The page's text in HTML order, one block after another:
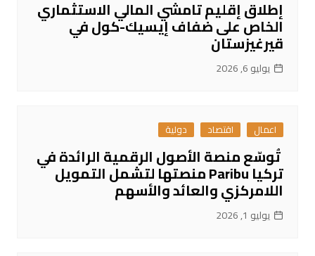
إطلاق إقليم تامشي المالي الاستثماري
الخاص على ضفاف إيسيك-كول في
قيرغيزستان
يوليو 6, 2026
اعمال اقتصاد دولية
تُوسّع منصة الأصول الرقمية الرائدة في
تركيا Paribu منصتها لتشمل التمويل
اللامركزي والعائد والأسهم
يوليو 1, 2026